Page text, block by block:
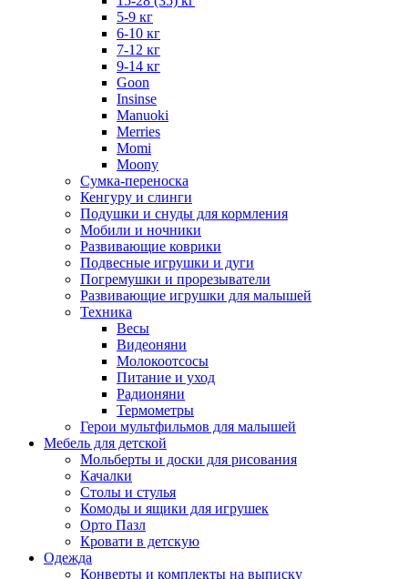
5-9 кг
6-10 кг
7-12 кг
9-14 кг
Goon
Insinse
Manuoki
Merries
Momi
Moony
Сумка-переноска
Кенгуру и слинги
Подушки и снуды для кормления
Мобили и ночники
Развивающие коврики
Подвесные игрушки и дуги
Погремушки и прорезыватели
Развивающие игрушки для малышей
Техника
Весы
Видеоняни
Молокоотсосы
Питание и уход
Радионяни
Термометры
Герои мультфильмов для малышей
Мебель для детской
Мольберты и доски для рисования
Качалки
Столы и стулья
Комоды и ящики для игрушек
Орто Пазл
Кровати в детскую
Одежда
Конверты и комплекты на выписку